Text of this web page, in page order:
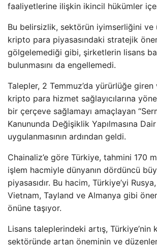
faaliyetlerine ilişkin ikincil hükümler
Bu belirsizlik, sektörün iyimserliğini ve
kripto para piyasasındaki stratejik
gölgelemediği gibi, şirketlerin lisans
bulunmasını da engellemedi.
Talepler, 2 Temmuz’da yürürlüğe giren
kripto para hizmet sağlayıcılarına
bir çerçeve sağlamayı amaçlayan
Kanununda Değişiklik Yapılmasına
uygulanmasının ardından geldi.
Chainaliz’e göre Türkiye, tahmini 170
işlem hacmiyle dünyanın dördüncü
piyasasıdır. Bu hacim, Türkiye’yi
Vietnam, Tayland ve Almanya gibi
önüne taşıyor.
Lisans taleplerindeki artış, Türkiye’nin
sektöründe artan öneminin ve